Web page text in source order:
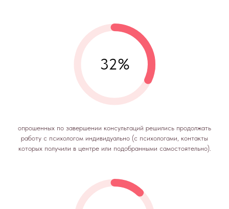
32%
опрошенных по завершении консультаций решились продолжать
работу с психологом индивидуально (с психологами, контакты
которых получили в центре или подобранными самостоятельно).